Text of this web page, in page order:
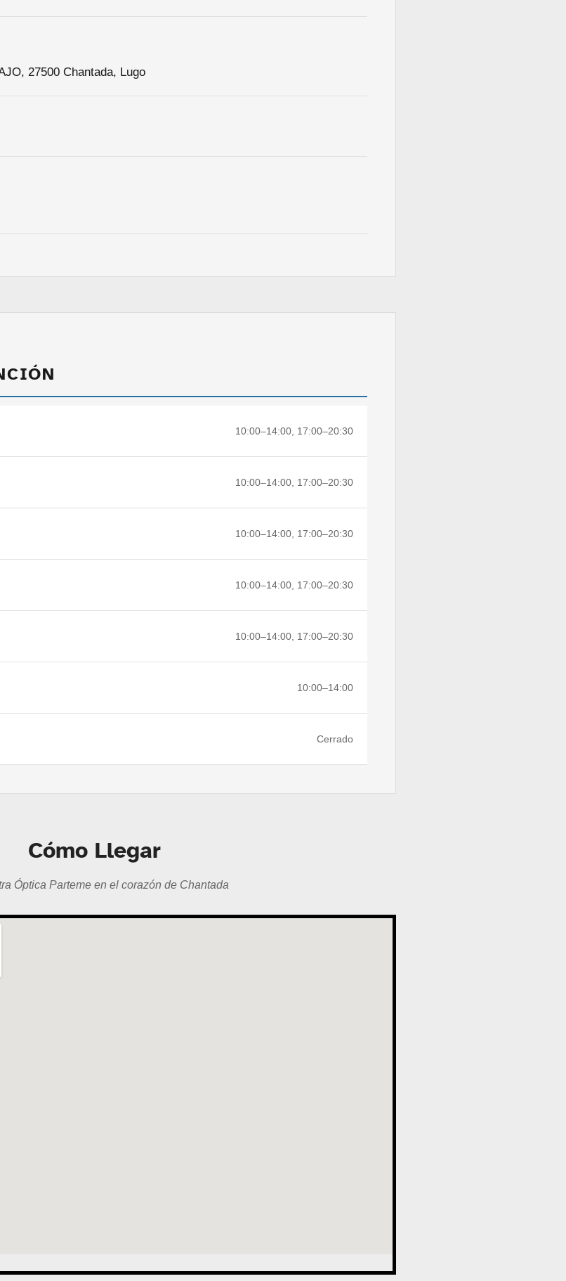
27500 Chantada, Lugo
10:00–14:00, 17:00–20:30
10:00–14:00, 17:00–20:30
10:00–14:00, 17:00–20:30
10:00–14:00, 17:00–20:30
10:00–14:00, 17:00–20:30
10:00–14:00
Cerrado
Cómo Llegar
Óptica Parteme en el corazón de Chantada